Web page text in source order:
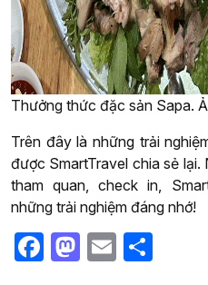
Thưởng thức đặc sản Sapa.
Trên đây là những trải
được SmartTravel chia sẻ
tham quan, check in,
những trải nghiệm đáng nhớ!
Facebook
Mastodon
Email